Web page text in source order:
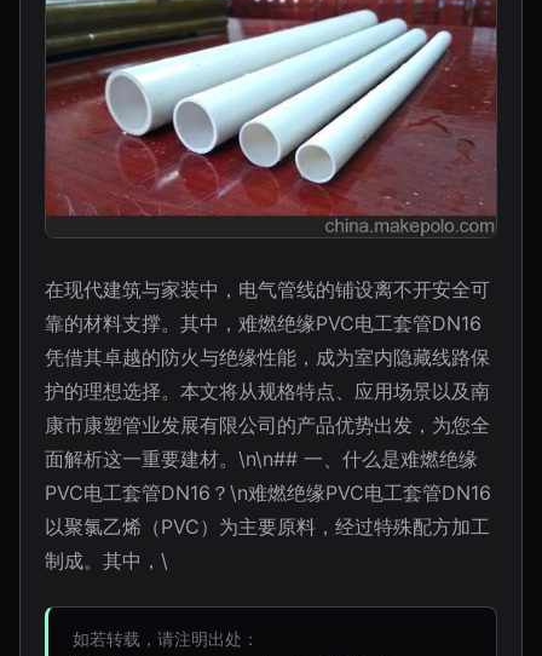
在现代建筑与家装中，电气管线的铺设离不开安全可
靠的材料支撑。其中，难燃绝缘PVC电工套管DN16
凭借其卓越的防火与绝缘性能，成为室内隐藏线路保
护的理想选择。本文将从规格特点、应用场景以及南
康市康塑管业发展有限公司的产品优势出发，为您全
面解析这一重要建材。\n\n## 一、什么是难燃绝缘
PVC电工套管DN16？\n难燃绝缘PVC电工套管DN16
以聚氯乙烯（PVC）为主要原料，经过特殊配方加工
制成。其中，\
如若转载，请注明出处：